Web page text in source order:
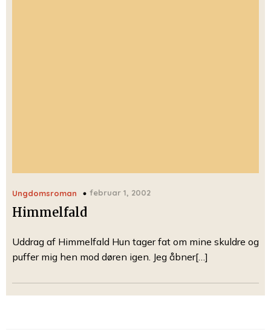
Ungdomsroman februar 1, 2002
Himmelfald
Uddrag af Himmelfald Hun tager fat om mine skuldre og
puffer mig hen mod døren igen. Jeg åbner[…]